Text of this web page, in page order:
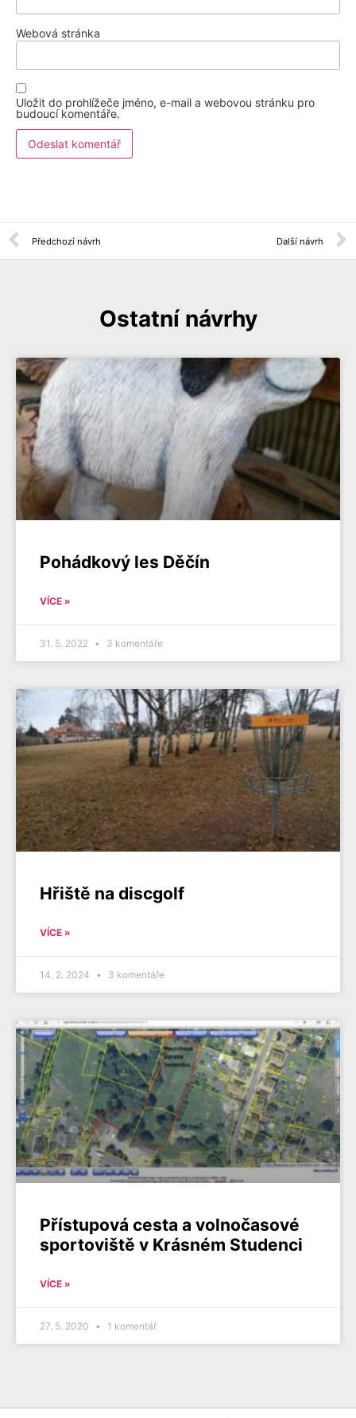
Webová stránka
Uložit do prohlížeče jméno, e-mail a webovou stránku pro
budoucí komentáře.
Předchozí návrh Další návrh
Ostatní návrhy
Pohádkový les Děčín
VÍCE »
31. 5. 2022 3 komentáře
Hřiště na discgolf
VÍCE »
14. 2. 2024 3 komentáře
Přístupová cesta a volnočasové
sportoviště v Krásném Studenci
VÍCE »
27. 5. 2020 1 komentář